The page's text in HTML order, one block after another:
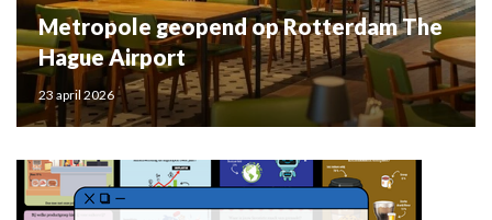
Metropole geopend op Rotterdam The
Hague Airport
23 april 2026